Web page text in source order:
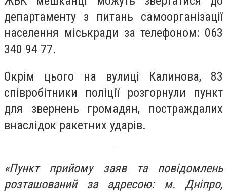
департаменту з питань самоорганізації
населення міськради за телефоном: 063
340 94 77.
Окрім цього на вулиці Калинова, 83
співробітники поліції розгорнули пункт
для звернень громадян, постраждалих
внаслідок ракетних ударів.
«Пункт прийому заяв та повідомлень
розташований за адресою: м. Дніпро,